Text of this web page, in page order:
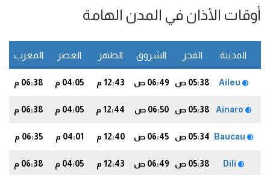
أوقات الأذان في المدن الهامة
المدينة الفجر الشروق الظهر العصر المغرب
05:38 ص 06:49 ص 12:43 م 04:05 م 06:38 م
05:38 ص 06:50 ص 12:44 م 04:05 م 06:38 م
05:34 ص 06:45 ص 12:40 م 04:01 م 06:35 م
05:38 ص 06:49 ص 12:43 م 04:05 م 06:38 م